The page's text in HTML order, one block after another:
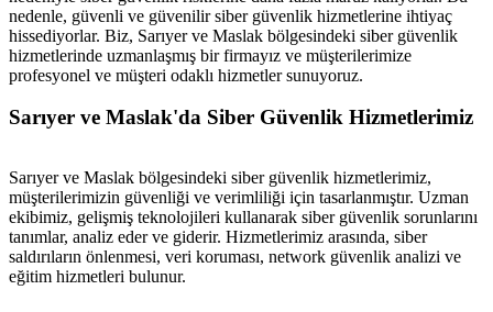
nedenle, güvenli ve güvenilir siber güvenlik hizmetlerine ihtiyaç
hissediyorlar. Biz, Sarıyer ve Maslak bölgesindeki siber güvenlik
hizmetlerinde uzmanlaşmış bir firmayız ve müşterilerimize
profesyonel ve müşteri odaklı hizmetler sunuyoruz.
Sarıyer ve Maslak'da Siber Güvenlik Hizmetlerimiz
Sarıyer ve Maslak bölgesindeki siber güvenlik hizmetlerimiz,
müşterilerimizin güvenliği ve verimliliği için tasarlanmıştır. Uzman
ekibimiz, gelişmiş teknolojileri kullanarak siber güvenlik sorunlarını
tanımlar, analiz eder ve giderir. Hizmetlerimiz arasında, siber
saldırıların önlenmesi, veri koruması, network güvenlik analizi ve
eğitim hizmetleri bulunur.